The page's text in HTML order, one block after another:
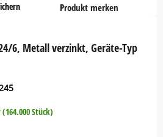
6, Metall verzinkt, Geräte-Typ
Stück)
PlatzhalterProdukt merken